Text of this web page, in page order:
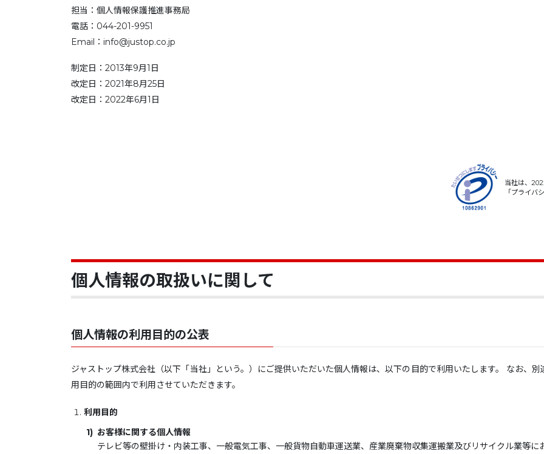
担当：個人情報保護推進事務局
電話：044-201-9951
Email：info@justop.co.jp
制定日：2013年9月1日
改定日：2021年8月25日
改定日：2022年6月1日
当社は、
「プライバ
個人情報の取扱いに関して
個人情報の利用目的の公表
ジャストップ株式会社（以下「当社」という。）にご提供いただいた個人情報は、以下の目的で利用いたします。 なお、
用目的の範囲内で利用させていただきます。
利用目的
お客様に関する個人情報
テレビ等の壁掛け・内装工事、一般電気工事、一般貨物自動車運送業、産業廃棄物収集運搬業及びリサイクル業等